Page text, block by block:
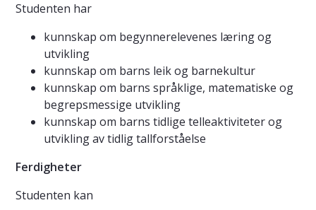
Studenten har
kunnskap om begynnerelevenes læring og
utvikling
kunnskap om barns leik og barnekultur
kunnskap om barns språklige, matematiske og
begrepsmessige utvikling
kunnskap om barns tidlige telleaktiviteter og
utvikling av tidlig tallforståelse
Ferdigheter
Studenten kan